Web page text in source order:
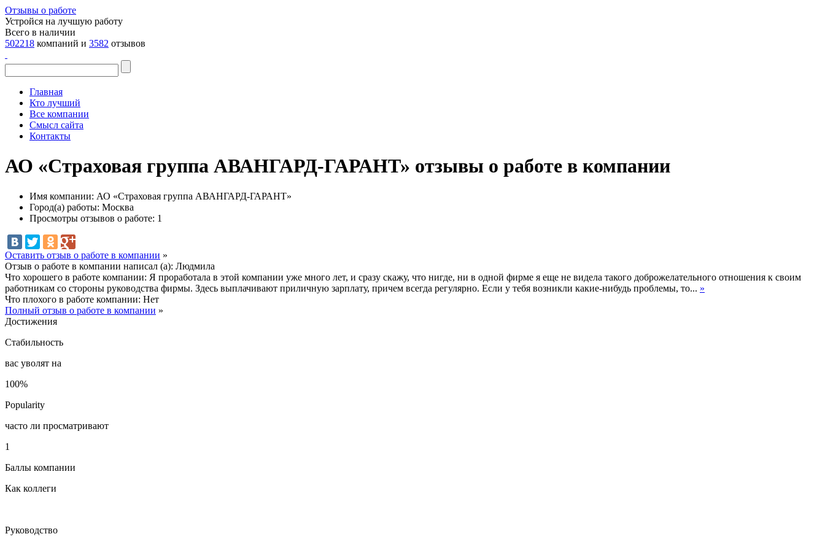
Отзывы о работе
Устройся на лучшую работу
Всего в наличии
502218 компаний и 3582 отзывов
Главная
Кто лучший
Все компании
Смысл сайта
Контакты
АО «Страховая группа АВАНГАРД-ГАРАНТ» отзывы о работе в компании
Имя компании: АО «Страховая группа АВАНГАРД-ГАРАНТ»
Город(а) работы: Москва
Просмотры отзывов о работе: 1
Оставить отзыв о работе в компании »
Отзыв о работе в компании написал (а): Людмила
Что хорошего в работе компании: Я проработала в этой компании уже много лет, и сразу скажу, что нигде, ни в одной фирме я еще не видела такого доброжелательного отношения к своим
работникам со стороны руководства фирмы. Здесь выплачивают приличную зарплату, причем всегда регулярно. Если у тебя возникли какие-нибудь проблемы, то... »
Что плохого в работе компании: Нет
Полный отзыв о работе в компании »
Достижения
Стабильность
вас уволят на
100%
Popularity
часто ли просматривают
1
Баллы компании
Как коллеги
Руководство